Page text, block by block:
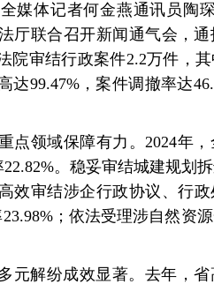
媒体记者何金燕通讯员陶
厅联合召开新闻通气会，通
院审结行政案件2.2万件，
达99.47%，案件调撤率达
点领域保障有力。2024年
。稳妥审结城建规划
效审结涉企行政协议、行
；依法受理涉自然资
元解纷成效显著。去年，